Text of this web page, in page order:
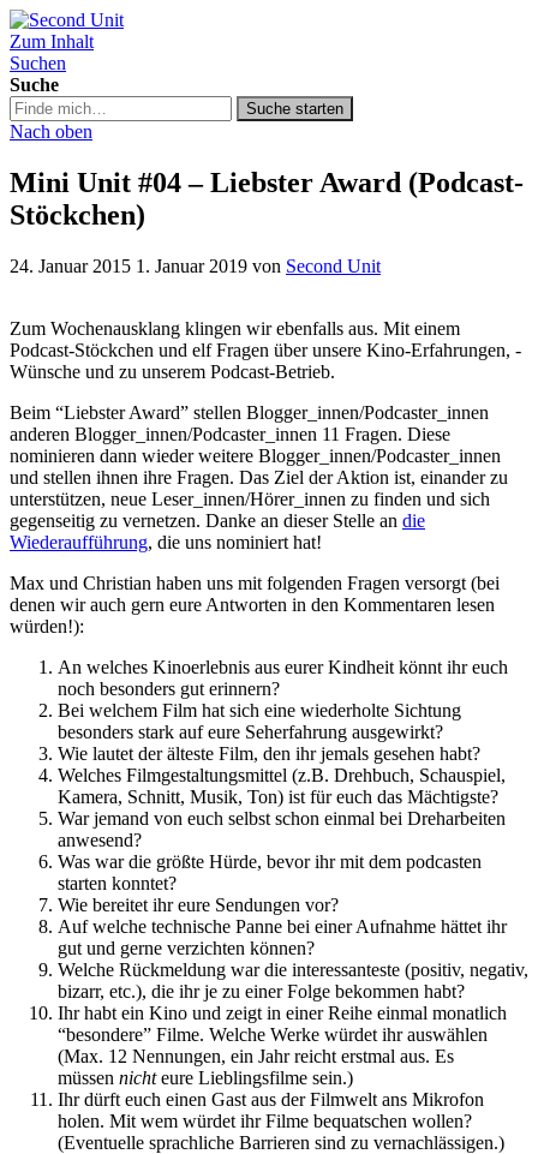
Second Unit
Zum Inhalt
Suchen
Suche
Suche
in
podcast.de/
Suche starten
Nach oben
Mini Unit #04 – Liebster Award (Podcast-
Stöckchen)
24. Januar 2015 1. Januar 2019 von Second Unit
Zum Wochenausklang klingen wir ebenfalls aus. Mit einem
Podcast-Stöckchen und elf Fragen über unsere Kino-Erfahrungen, -
Wünsche und zu unserem Podcast-Betrieb.
Beim “Liebster Award” stellen Blogger_innen/Podcaster_innen
anderen Blogger_innen/Podcaster_innen 11 Fragen. Diese
nominieren dann wieder weitere Blogger_innen/Podcaster_innen
und stellen ihnen ihre Fragen. Das Ziel der Aktion ist, einander zu
unterstützen, neue Leser_innen/Hörer_innen zu finden und sich
gegenseitig zu vernetzen. Danke an dieser Stelle an die
Wiederaufführung, die uns nominiert hat!
Max und Christian haben uns mit folgenden Fragen versorgt (bei
denen wir auch gern eure Antworten in den Kommentaren lesen
würden!):
An welches Kinoerlebnis aus eurer Kindheit könnt ihr euch
noch besonders gut erinnern?
Bei welchem Film hat sich eine wiederholte Sichtung
besonders stark auf eure Seherfahrung ausgewirkt?
Wie lautet der älteste Film, den ihr jemals gesehen habt?
Welches Filmgestaltungsmittel (z.B. Drehbuch, Schauspiel,
Kamera, Schnitt, Musik, Ton) ist für euch das Mächtigste?
War jemand von euch selbst schon einmal bei Dreharbeiten
anwesend?
Was war die größte Hürde, bevor ihr mit dem podcasten
starten konntet?
Wie bereitet ihr eure Sendungen vor?
Auf welche technische Panne bei einer Aufnahme hättet ihr
gut und gerne verzichten können?
Welche Rückmeldung war die interessanteste (positiv, negativ,
bizarr, etc.), die ihr je zu einer Folge bekommen habt?
Ihr habt ein Kino und zeigt in einer Reihe einmal monatlich
“besondere” Filme. Welche Werke würdet ihr auswählen
(Max. 12 Nennungen, ein Jahr reicht erstmal aus. Es
müssen nichteure Lieblingsfilme sein.)
Ihr dürft euch einen Gast aus der Filmwelt ans Mikrofon
holen. Mit wem würdet ihr Filme bequatschen wollen?
(Eventuelle sprachliche Barrieren sind zu vernachlässigen.)